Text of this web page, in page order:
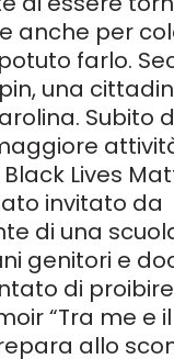
anche per
farlo.
una
Subito
Lives
invitato da
di una
genitori e
di
“Tra me e
allo